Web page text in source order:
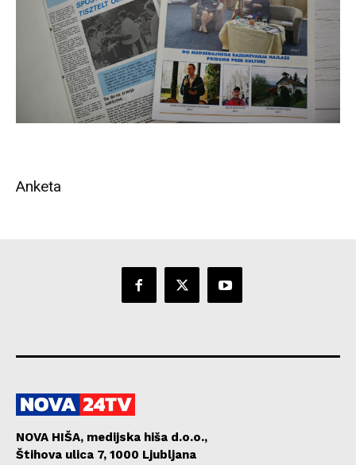
Anketa
NOVA HIŠA, medijska hiša d.o.o.,
Štihova ulica 7, 1000 Ljubljana